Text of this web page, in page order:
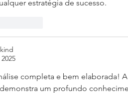
estratégia de sucesso.
completa e bem elaborada!
um profundo